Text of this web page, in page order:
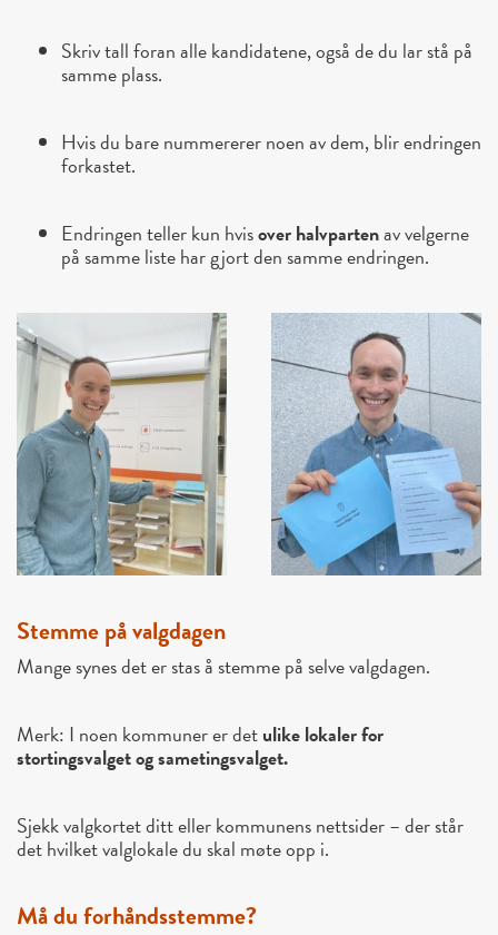
Skriv tall foran alle kandidatene, også de du lar stå på
samme plass.
Hvis du bare nummererer noen av dem, blir endringen
forkastet.
Endringen teller kun hvisover halvpartenav velgerne
på samme liste har gjort den samme endringen.
Stemme på valgdagen
Mange synes det er stas å stemme på selve valgdagen.
Merk: I noen kommuner er detulike lokaler for
stortingsvalget og sametingsvalget.
Sjekk valgkortet ditt eller kommunens nettsider – der står
det hvilket valglokale du skal møte opp i.
Må du forhåndsstemme?